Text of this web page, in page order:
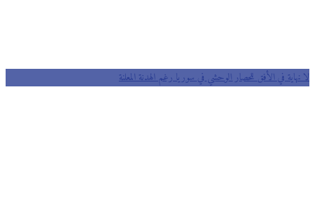
لا نهاية في الأفق للحصار الوحشي في سوريا رغم الهدنة المعلنة